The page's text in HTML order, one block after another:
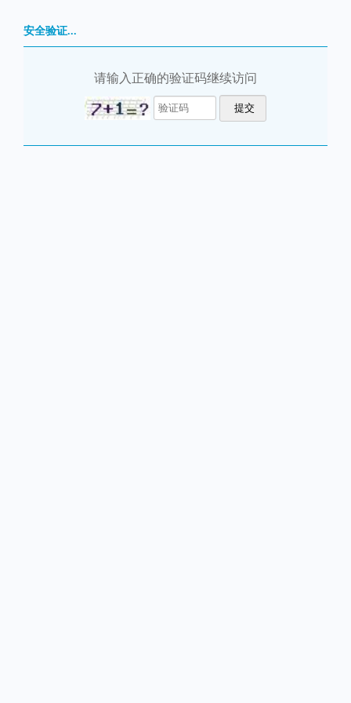
安全验证...
请输入正确的验证码继续访问